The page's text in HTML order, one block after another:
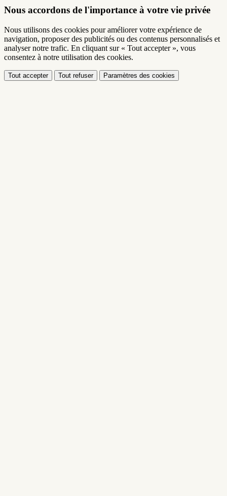
Nous accordons de l'importance à votre vie privée
Nous utilisons des cookies pour améliorer votre expérience de
navigation, proposer des publicités ou des contenus personnalisés et
analyser notre trafic. En cliquant sur « Tout accepter », vous
consentez à notre utilisation des cookies.
Tout accepter Tout refuser Paramètres des cookies